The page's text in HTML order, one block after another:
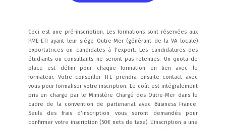
Ceci est une pré-inscription. Les formations sont réservées aux
PME-ETI ayant leur siège Outre-Mer (générant de la VA locale)
exportatrices ou candidates à l’export. Les candidatures des
étudiants ou consultants ne seront pas retenues. Un quota de
place est défini pour chaque formation en lien avec le
formateur. Votre conseiller TFE prendra ensuite contact avec
vous pour formaliser votre inscription. Le coût est intégralement
pris en charge par le Ministère Chargé des Outre-Mer dans le
cadre de la convention de partenariat avec Business France.
Seuls des frais d’inscription vous seront demandés pour
confirmer votre inscription (50€ nets de taxe). L’inscription a une